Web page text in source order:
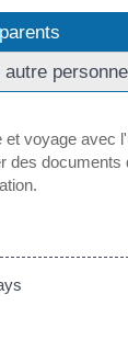
personne
et voyage avec
des documents